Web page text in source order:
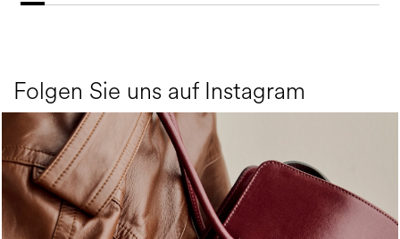
Folgen Sie uns auf Instagram